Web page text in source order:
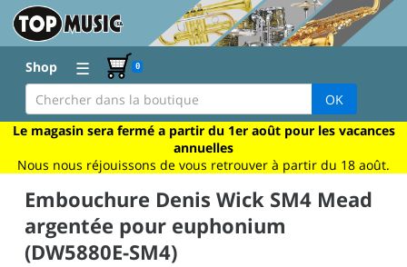
Shop ☰ 0
OK
Le magasin sera fermé a partir du 1er août pour les vacances
annuelles
Nous nous réjouissons de vous retrouver à partir du 18 août.
Embouchure Denis Wick SM4 Mead
argentée pour euphonium
(DW5880E-SM4)